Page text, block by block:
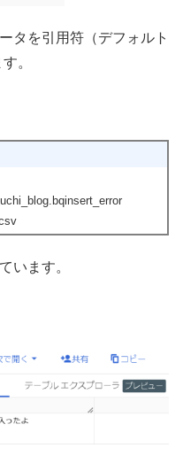
タを引用符（デフォルト
。
います。